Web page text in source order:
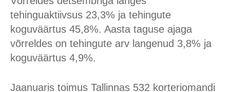
tehinguaktiivsus 23,3% ja tehingute
koguväärtus 45,8%. Aasta taguse ajaga
võrreldes on tehingute arv langenud 3,8% ja
koguväärtus 4,9%.
Jaanuaris toimus Tallinnas 532 korteriomandi